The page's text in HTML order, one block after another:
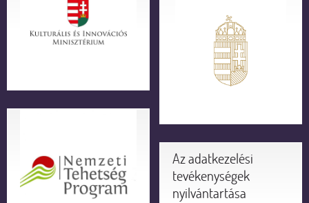
Az adatkezelési
tevékenységek
nyilvántartása